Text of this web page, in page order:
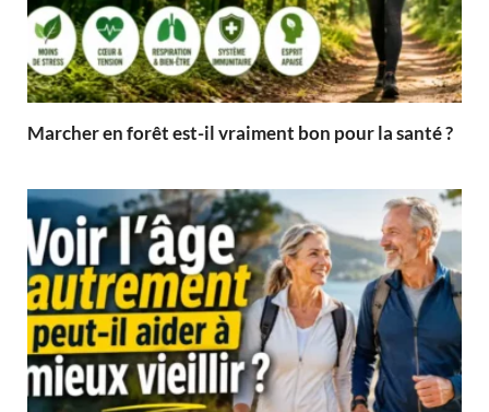
Marcher en forêt est-il vraiment bon pour la santé ?